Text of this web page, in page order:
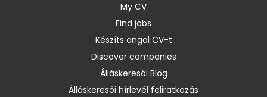
My CV
Find jobs
Készíts angol CV-t
Discover companies
Álláskeresői Blog
Álláskeresői hírlevél feliratkozás